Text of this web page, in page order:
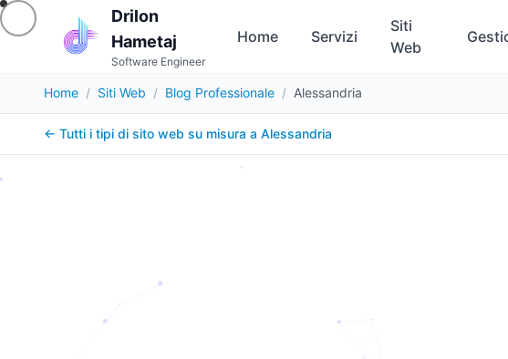
Drilon
Hametaj
Software Engineer
Home Servizi
Siti
Web
Home / Siti Web / Blog Professionale / Alessandria
← Tutti i tipi di sito web su misura a Alessandria